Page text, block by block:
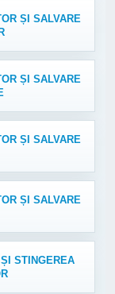
ȘI SALVARE
ȘI SALVARE
ȘI SALVARE
ȘI SALVARE
STINGEREA